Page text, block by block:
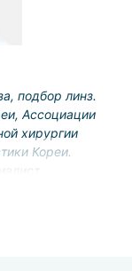
нерва,
птозе и
подбор линз.
Ассоциации
хирургии
Кореи.
при
ICL и